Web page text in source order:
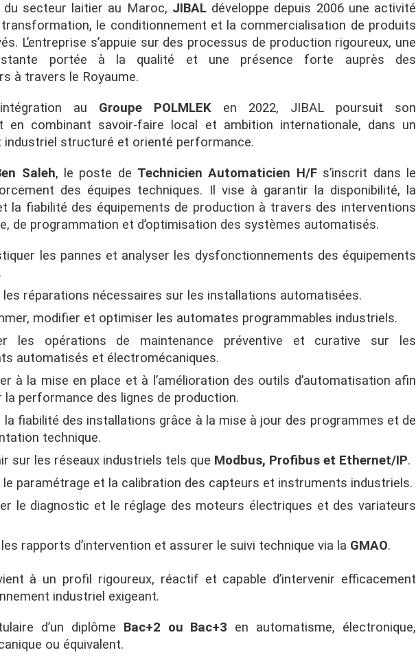
secteur laitier au Maroc, JIBALdéveloppe depuis 2006 une activité
le conditionnement et la commercialisation de produits
L’entreprise s’appuie sur des processus de production rigoureux, une
portée à la qualité et une présence forte auprès des
à travers le Royaume.
au Groupe POLMLEK en 2022, JIBAL poursuit son
en combinant savoir-faire local et ambition internationale, dans un
industriel structuré et orienté performance.
Saleh, le poste de Technicien Automaticien H/Fs’inscrit dans le
des équipes techniques. Il vise à garantir la disponibilité, la
la fiabilité des équipements de production à travers des interventions
de programmation et d’optimisation des systèmes automatisés.
les pannes et analyser les dysfonctionnements des équipements
réparations nécessaires sur les installations automatisées.
modifier et optimiser les automates programmables industriels.
les opérations de maintenance préventive et curative sur les
automatisés et électromécaniques.
à la mise en place et à l’amélioration des outils d’automatisation afin
la performance des lignes de production.
la fiabilité des installations grâce à la mise à jour des programmes et de
technique.
sur les réseaux industriels tels que Modbus, Profibus et Ethernet/IP.
paramétrage et la calibration des capteurs et instruments industriels.
le diagnostic et le réglage des moteurs électriques et des variateurs
les rapports d’intervention et assurer le suivi technique via la GMAO.
à un profil rigoureux, réactif et capable d’intervenir efficacement
industriel exigeant.
d’un diplôme Bac+2 ou Bac+3 en automatisme, électronique,
ou équivalent.